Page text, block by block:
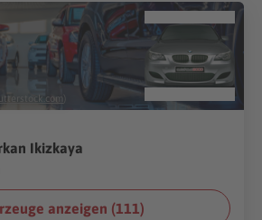
Ikizkaya
anzeigen (111)